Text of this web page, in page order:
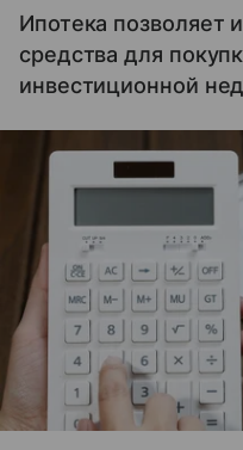
Ипотека позволяет
средства для
инвестиционной